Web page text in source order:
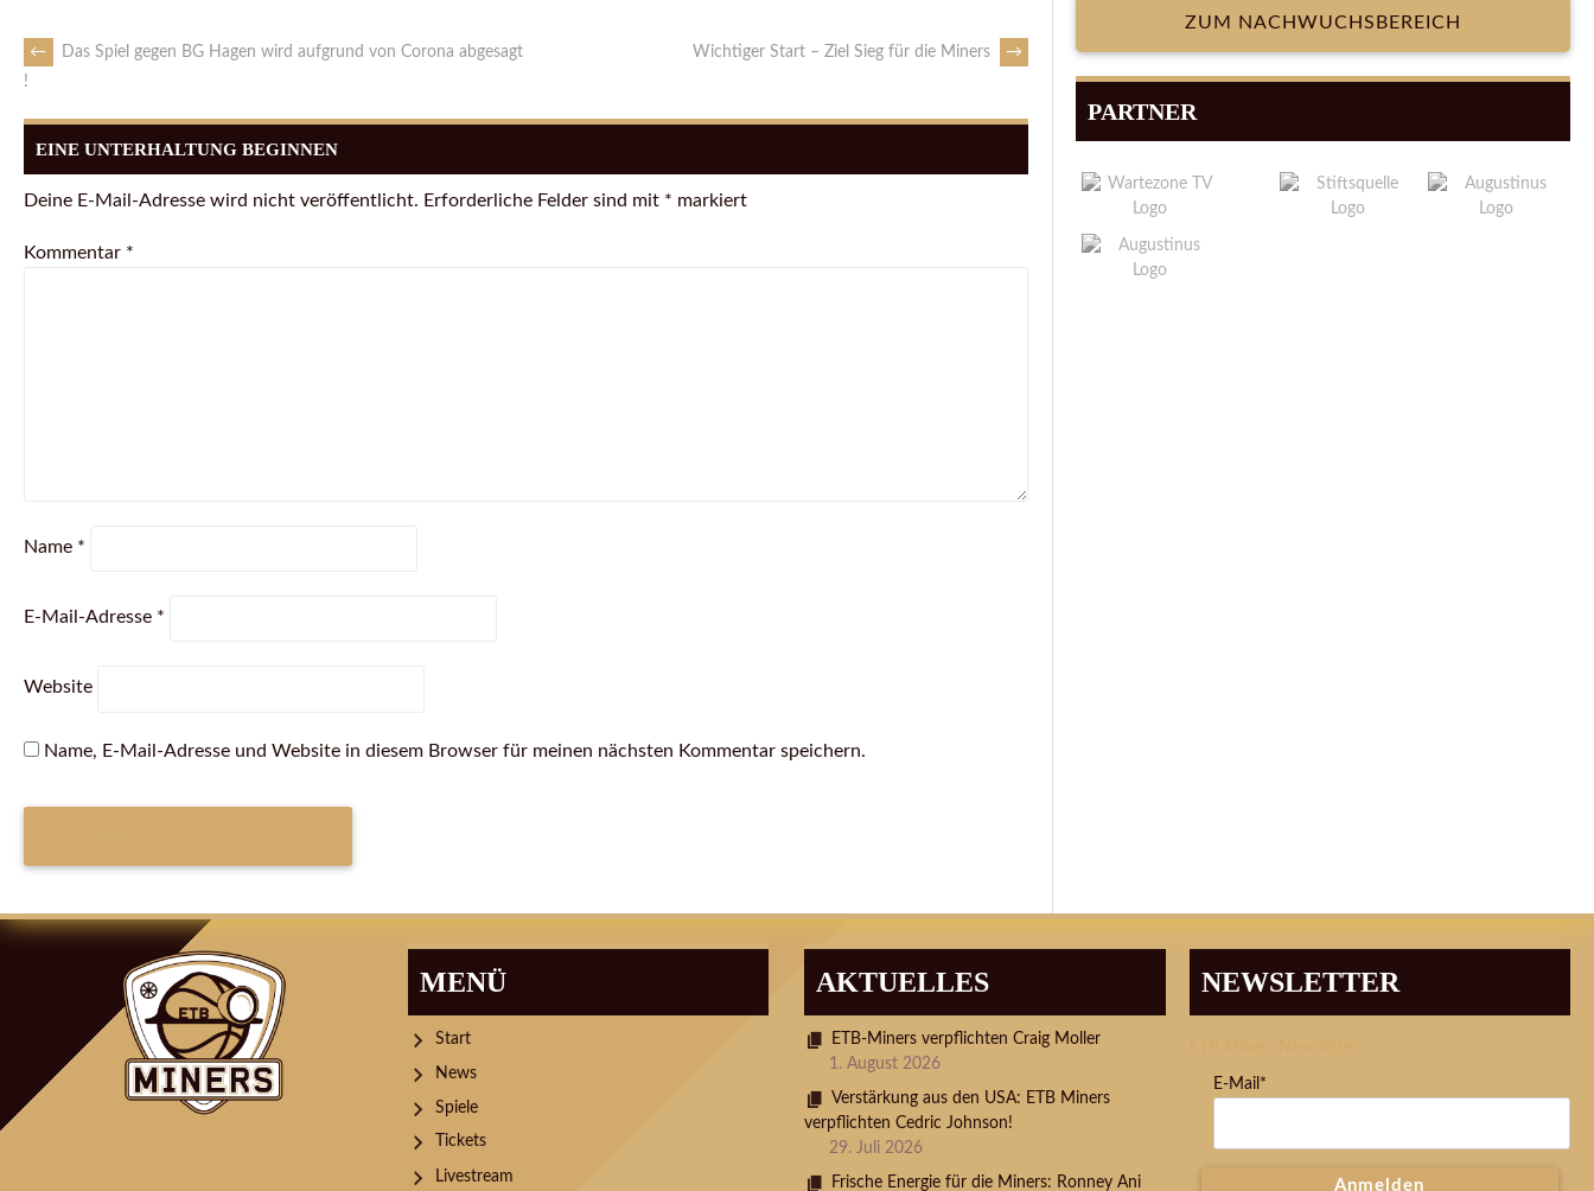
ARTIKEL-
NAVIGATION
←
Das Spiel gegen BG Hagen wird aufgrund von Corona abgesagt
!
Wichtiger Start – Ziel Sieg für die Miners →
EINE UNTERHALTUNG BEGINNEN
Deine E-Mail-Adresse wird nicht veröffentlicht. Erforderliche Felder sind mit * markiert
Kommentar *
Name *
E-Mail-Adresse *
Website
Name, E-Mail-Adresse und Website in diesem Browser für meinen nächsten Kommentar speichern.
ZUM NACHWUCHSBEREICH
PARTNER
MENÜ
Start
News
Spiele
Tickets
Livestream
AKTUELLES
ETB-Miners verpflichten Craig Moller
1. August 2026
Verstärkung aus den USA: ETB Miners
verpflichten Cedric Johnson!
29. Juli 2026
Frische Energie für die Miners: Ronney Ani
NEWSLETTER
E-Mail*
Anmelden